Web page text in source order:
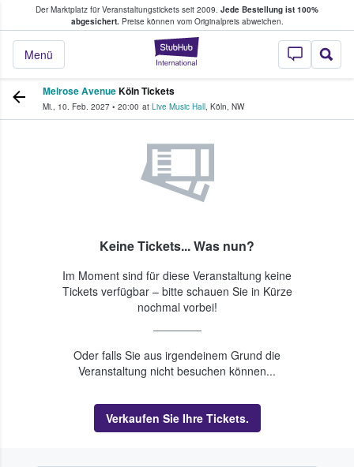
Der Marktplatz für Veranstaltungstickets seit 2009. Jede Bestellung ist 100%
abgesichert.Preise können vom Originalpreis abweichen.
StubHub - Wo
Menü
Tickets kaufen & verkaufen
Melrose AvenueKöln Tickets
Mi., 10. Feb. 2027 • 20:00 at Live Music Hall, Köln, NW
Keine Tickets... Was nun?
Im Moment sind für diese Veranstaltung keine
Tickets verfügbar – bitte schauen Sie in Kürze
nochmal vorbei!
Oder falls Sie aus irgendeinem Grund die
Veranstaltung nicht besuchen können...
Verkaufen Sie Ihre Tickets.